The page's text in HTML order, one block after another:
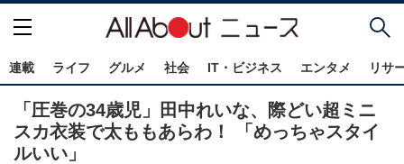
連載 ライフ グルメ 社会 IT・ビジネス エンタメ リサ
「圧巻の34歳児」田中れいな、際どい超ミニ
スカ衣装で太ももあらわ！ 「めっちゃスタイ
ルいい」